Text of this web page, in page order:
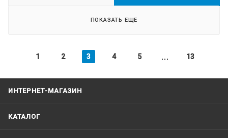
ПОКАЗАТЬ ЕЩЕ
1 2 3 4 5 13
ИНТЕРНЕТ-МАГАЗИН
КАТАЛОГ